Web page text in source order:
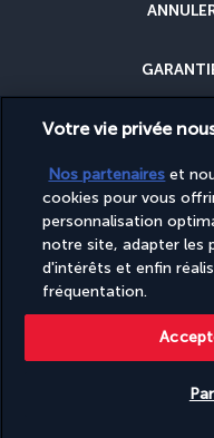
POURQUOI
Site édité par
ventes sont
Votre vie privée
Nos partenaires et
cookies pour vous
personnalisation
notre site, adapter les
d'intérêts et enfin
fréquentation.